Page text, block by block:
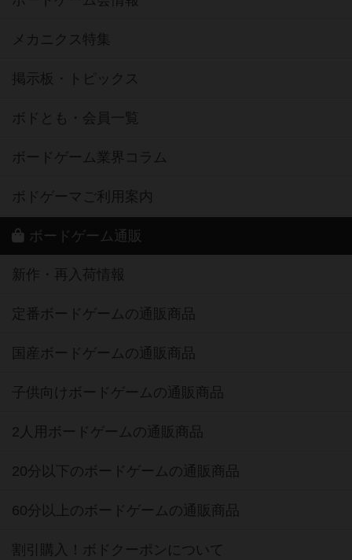
メカニクス特集
掲示板・トピックス
ボドとも・会員一覧
ボードゲーム業界コラム
ボドゲーマご利用案内
ボードゲーム通販
新作・再入荷情報
定番ボードゲームの通販商品
国産ボードゲームの通販商品
子供向けボードゲームの通販商品
2人用ボードゲームの通販商品
20分以下のボードゲームの通販商品
60分以上のボードゲームの通販商品
割引購入！ボドクーポンについて